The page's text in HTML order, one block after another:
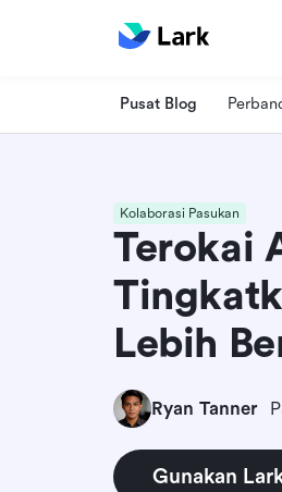
Pusat Blog
Kolaborasi Pasukan
Terokai
Lebih
Ryan Tanner
Gunakan